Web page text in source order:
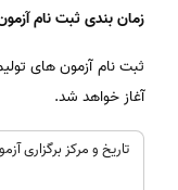
زمان بندی ثبت نام آزمون
آغاز خواهد شد.
تاریخ و مرکز برگزاری